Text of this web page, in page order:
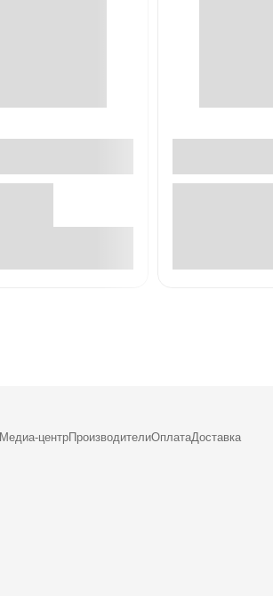
Медиа-центрПроизводителиОплатаДоставка